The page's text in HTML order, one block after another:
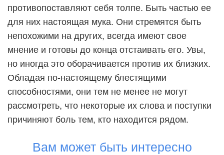
противопоставляют себя толпе. Быть частью ее
для них настоящая мука. Они стремятся быть
непохожими на других, всегда имеют свое
мнение и готовы до конца отстаивать его. Увы,
но иногда это оборачивается против их близких.
Обладая по-настоящему блестящими
способностями, они тем не менее не могут
рассмотреть, что некоторые их слова и поступки
причиняют боль тем, кто находится рядом.
Вам может быть интересно